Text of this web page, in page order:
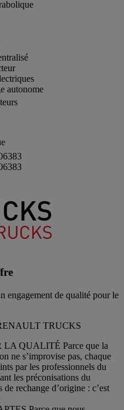
autonome
engagement de qualité pour le
TRUCKS
QUALITÉ Parce que la
ne s’improvise pas, chaque
par les professionnels du
les préconisations du
rechange d’origine : c’est